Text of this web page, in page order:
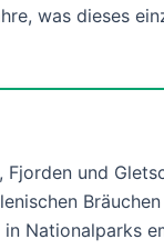
was dieses
und
Nationalparks